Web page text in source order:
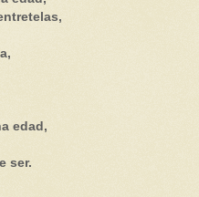
edad,
ser.